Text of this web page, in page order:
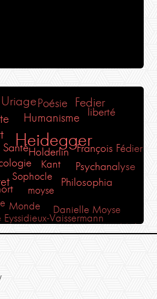
UriagePoésie
Fedier
Humanisme liberté
Heidegger
SantéHolderlinFrançois Fédier
Kant Psychanalyse
Sophocle
Philosophia
moyse
Monde
Danielle Moyse
Eyssidieux-Vaissermann
Uriage 2012
Sartre
Midal